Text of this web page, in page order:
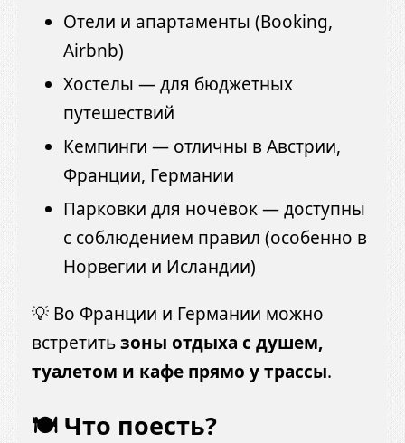
Отели и апартаменты (Booking,
Airbnb)
Хостелы — для бюджетных
путешествий
Кемпинги — отличны в Австрии,
Франции, Германии
Парковки для ночёвок — доступны
с соблюдением правил (особенно в
Норвегии и Исландии)
💡 Во Франции и Германии можно
встретитьзоны отдыха с душем,
туалетом и кафе прямо у трассы.
🍽 Что поесть?